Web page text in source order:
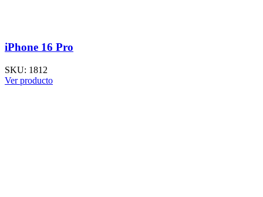
iPhone 16 Pro
SKU: 1812
Ver producto